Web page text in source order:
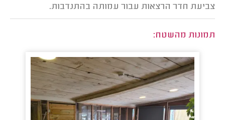
צביעת חדר הרצאות עבור עמותה בהתנדבות.
תמונות מהשטח: